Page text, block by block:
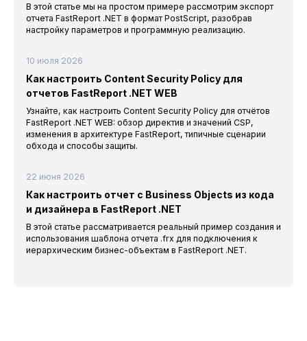
В этой статье мы на простом примере рассмотрим экспорт
отчета FastReport .NET в формат PostScript, разобрав
настройку параметров и программную реализацию.
10 июля 2026
Как настроить Content Security Policy для
отчетов FastReport .NET WEB
Узнайте, как настроить Content Security Policy для отчётов
FastReport .NET WEB: обзор директив и значений CSP,
изменения в архитектуре FastReport, типичные сценарии
обхода и способы защиты.
22 июня 2026
Как настроить отчет с Business Objects из кода
и дизайнера в FastReport .NET
В этой статье рассматривается реальный пример создания и
использования шаблона отчета .frx для подключения к
иерархическим бизнес-объектам в FastReport .NET.